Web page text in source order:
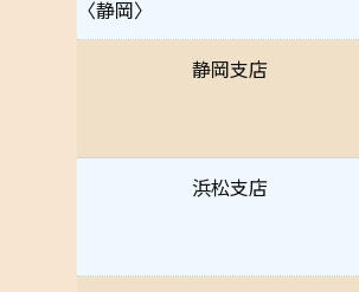
〈静岡〉
静岡支店
浜松支店